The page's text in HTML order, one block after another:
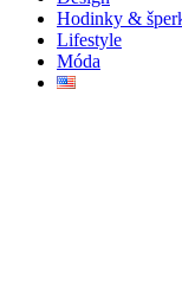
Hodinky &
Lifestyle
Móda